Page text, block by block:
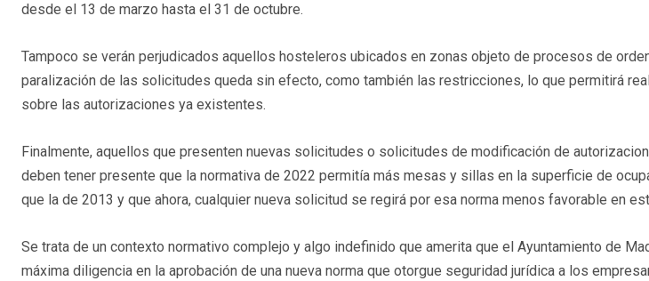
desde el 13 de marzo hasta el 31 de octubre.
Tampoco se verán perjudicados aquellos hosteleros ubicados en zonas objeto de procesos de
paralización de las solicitudes queda sin efecto, como también las restricciones, lo que permitirá
sobre las autorizaciones ya existentes.
Finalmente, aquellos que presenten nuevas solicitudes o solicitudes de modificación de
deben tener presente que la normativa de 2022 permitía más mesas y sillas en la superficie de
que la de 2013 y que ahora, cualquier nueva solicitud se regirá por esa norma menos favorable en
Se trata de un contexto normativo complejo y algo indefinido que amerita que el Ayuntamiento de
máxima diligencia en la aprobación de una nueva norma que otorgue seguridad jurídica a los